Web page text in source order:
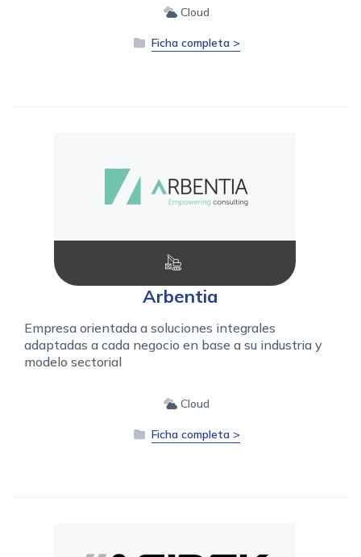
Cloud
Ficha completa >
Arbentia
Empresa orientada a soluciones integrales
adaptadas a cada negocio en base a su industria y
modelo sectorial
Cloud
Ficha completa >